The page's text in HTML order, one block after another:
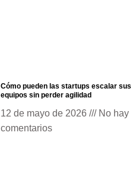
Cómo pueden las startups escalar sus
equipos sin perder agilidad
12 de mayo de 2026
No hay
comentarios